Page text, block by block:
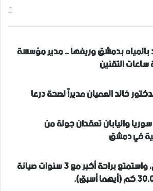
بالمياه بدمشق وريفها .. مدير مؤسسة
التقنين
خالد العميان مديراً لصحة درعا
واليابان تعقدان جولة من
في دمشق
امتلك MG7 اليوم، واستمتع براحة أكبر مع 3 سنوات صيانة